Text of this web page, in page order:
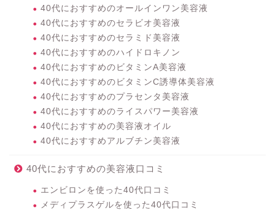
40代におすすめのオールインワン美容液
40代におすすめのセラビオ美容液
40代におすすめのセラミド美容液
40代におすすめのハイドロキノン
40代におすすめのビタミンA美容液
40代におすすめのビタミンC誘導体美容液
40代におすすめのプラセンタ美容液
40代におすすめのライスパワー美容液
40代におすすめの美容液オイル
40代におすすめアルブチン美容液
40代におすすめの美容液口コミ
エンビロンを使った40代口コミ
メディプラスゲルを使った40代口コミ